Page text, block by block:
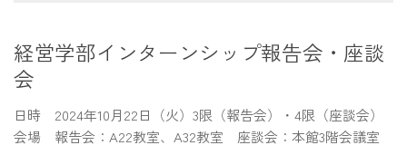
経営学部インターンシップ報告会・座談
会
日時 2024年10月22日（火）3限（報告会）・4限（座談会）
会場 報告会：A22教室、A32教室 座談会：本館3階会議室